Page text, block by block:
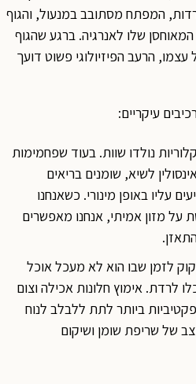
המפתח מסתובב במנעול, והגוף
שלו לאנרגיה. ברגע שהגוף
הרעב הפיזיולוגי פשוט דועך
עיקריים:
נולדו שוות. בעוד שפחמימות
לשיא, שומנים בריאים
עליו באופן מינורי. כשאנחנו
על מזון אמיתי, אנחנו מאפשרים
לזמן שבו הוא לא מעכל אוכל
לרדת. אימוץ חלונות אכילה וצום
ביותר לתת ללבלב לנוח
של שריפת שומן ושיקום